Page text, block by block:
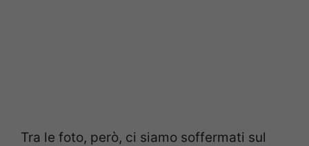
Tra le foto, però, ci siamo soffermati sul